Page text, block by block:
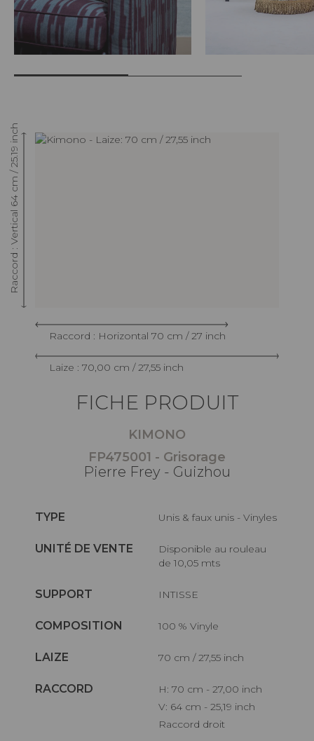
Raccord : Vertical 64 cm / 25.19 inch
Raccord : Horizontal 70 cm / 27 inch
Laize : 70,00 cm / 27,55 inch
FICHE PRODUIT
KIMONO
FP475001 - Grisorage
Pierre Frey - Guizhou
TYPE Unis & faux unis - Vinyles
UNITÉ DE VENTE
Disponible au rouleau
de 10,05 mts
SUPPORT INTISSE
COMPOSITION 100 % Vinyle
LAIZE 70 cm / 27,55 inch
RACCORD
H: 70 cm - 27,00 inch
V: 64 cm - 25,19 inch
Raccord droit